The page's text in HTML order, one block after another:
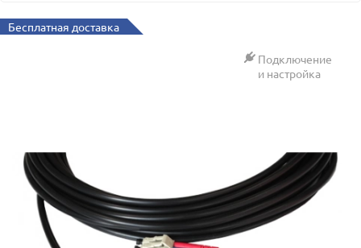
Бесплатная доставка
Подключение
и настройка